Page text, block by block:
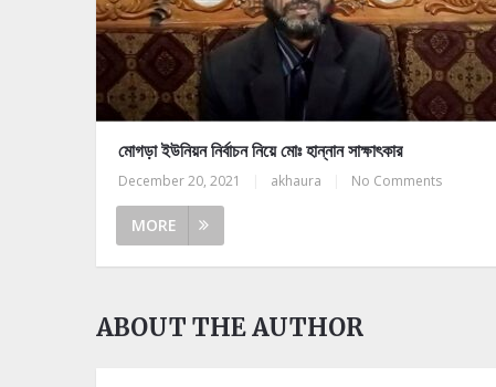
মোগড়া ইউনিয়ন নির্বাচন নিয়ে মোঃ হান্নান সাক্ষাৎকার
December 20, 2021 akhaura No Comments
MORE
ABOUT THE AUTHOR